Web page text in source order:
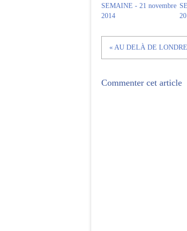
SEMAINE - 21 novembre
2014
« AU DELÀ DE
Commenter cet article